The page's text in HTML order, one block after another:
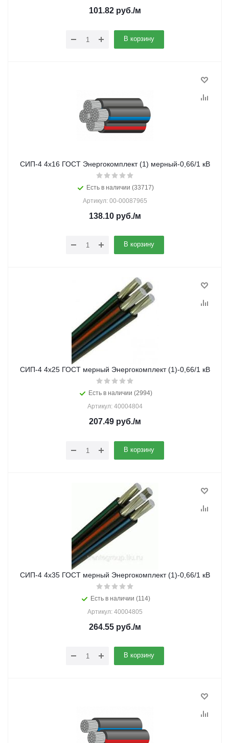
101.82 руб./м
В корзину
СИП-4 4х16 ГОСТ Энергокомплект (1) мерный-0,66/1 кВ
Есть в наличии (33717)
Артикул: 00-00087965
138.10 руб./м
В корзину
СИП-4 4х25 ГОСТ мерный Энергокомплект (1)-0,66/1 кВ
Есть в наличии (2994)
Артикул: 40004804
207.49 руб./м
В корзину
СИП-4 4х35 ГОСТ мерный Энергокомплект (1)-0,66/1 кВ
Есть в наличии (114)
Артикул: 40004805
264.55 руб./м
В корзину